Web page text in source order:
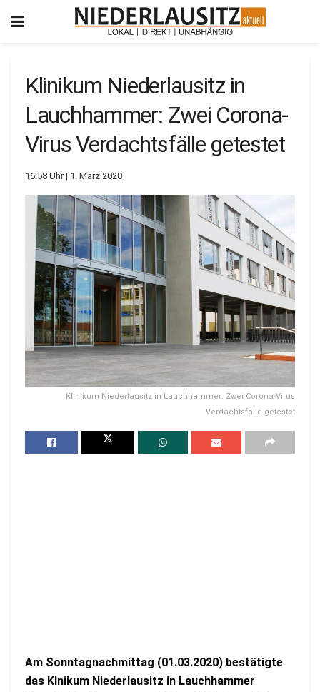
Klinikum Niederlausitz in
Lauchhammer: Zwei Corona-
Virus Verdachtsfälle getestet
16:58 Uhr | 1. März 2020
Klinikum Niederlausitz in Lauchhammer: Zwei Corona-Virus
Verdachtsfälle getestet
Am Sonntagnachmittag (01.03.2020) bestätigte
das Klnikum Niederlausitz in Lauchhammer